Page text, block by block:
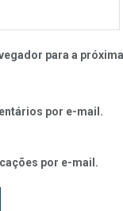
para a
por e-mail.
por e-mail.